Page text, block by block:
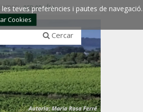
teves preferències i pautes de navegació.
Cookies
esp engfra
Cercar